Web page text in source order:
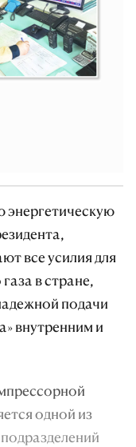
энергетическую
все усилия для
в стране,
подачи
внутренним и
одной из